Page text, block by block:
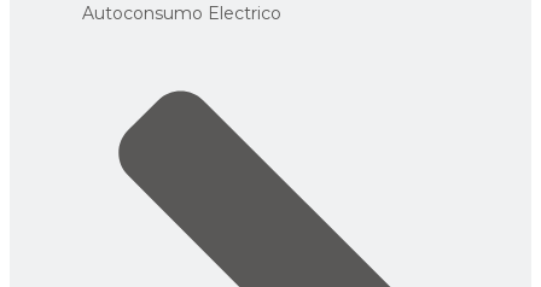
Autoconsumo Electrico